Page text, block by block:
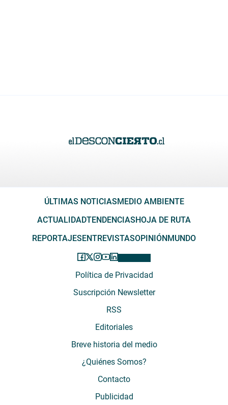
ÚLTIMAS NOTICIASMEDIO AMBIENTE
ACTUALIDADTENDENCIASHOJA DE RUTA
REPORTAJESENTREVISTASOPINIÓNMUNDO
Política de Privacidad
Suscripción Newsletter
RSS
Editoriales
Breve historia del medio
¿Quiénes Somos?
Contacto
Publicidad